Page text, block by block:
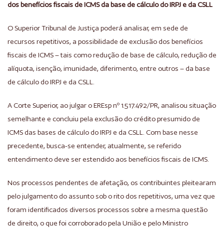
dos benefícios fiscais de ICMS da base de cálculo do IRPJ e da CSLL
O Superior Tribunal de Justiça poderá analisar, em sede de
recursos repetitivos, a possibilidade de exclusão dos benefícios
fiscais de ICMS – tais como redução de base de cálculo, redução de
alíquota, isenção, imunidade, diferimento, entre outros – da base
de cálculo do IRPJ e da CSLL.
A Corte Superior, ao julgar o EREsp nº 1.517.492/PR, analisou situação
semelhante e concluiu pela exclusão do crédito presumido de
ICMS das bases de cálculo do IRPJ e da CSLL. Com base nesse
precedente, busca-se entender, atualmente, se referido
entendimento deve ser estendido aos benefícios fiscais de ICMS.
Nos processos pendentes de afetação, os contribuintes pleitearam
pelo julgamento do assunto sob o rito dos repetitivos, uma vez que
foram identificados diversos processos sobre a mesma questão
de direito, o que foi corroborado pela União e pelo Ministro